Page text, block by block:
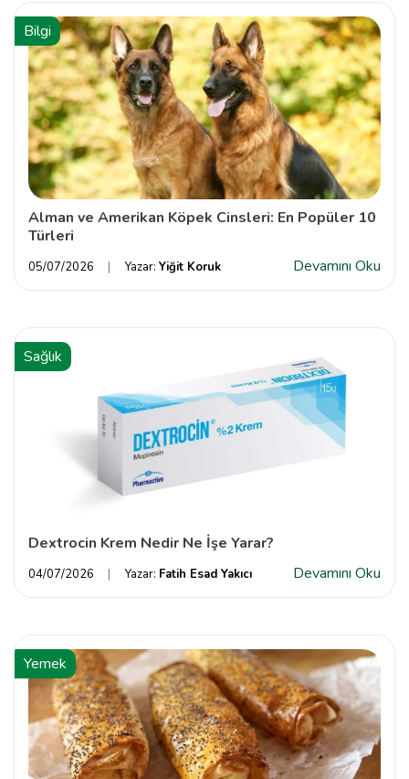
Bilgi
Alman ve Amerikan Köpek Cinsleri: En Popüler 10
Türleri
05/07/2026 Yazar: Yiğit Koruk Devamını Oku
Sağlık
Dextrocin Krem Nedir Ne İşe Yarar?
04/07/2026 Yazar: Fatih Esad Yakıcı Devamını Oku
Yemek